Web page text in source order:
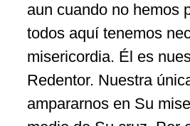
aun cuando no hemos
todos aquí tenemos
misericordia. Él es
Redentor. Nuestra
ampararnos en Su